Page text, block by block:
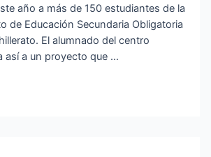
año a más de 150 estudiantes de la
de Educación Secundaria Obligatoria
El alumnado del centro
así a un proyecto que …